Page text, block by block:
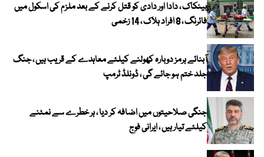
بینکاک ، دادا اور دادی کو قتل کرنے کے بعد ملزم کی اسکول میں
فائرنگ ، 8 افراد ہلاک ، 14 زخمی
آبنائے ہرمز دوبارہ کھولنے کیلئے معاہدے کے قریب ہیں ، جنگ
جلد ختم ہو جائے گی ، ڈونلڈ ٹرمپ
جنگی صلاحیتوں میں اضافہ کر دیا ، ہر خطرے سے نمٹنے
کیلئے تیار ہیں ، ایرانی فوج